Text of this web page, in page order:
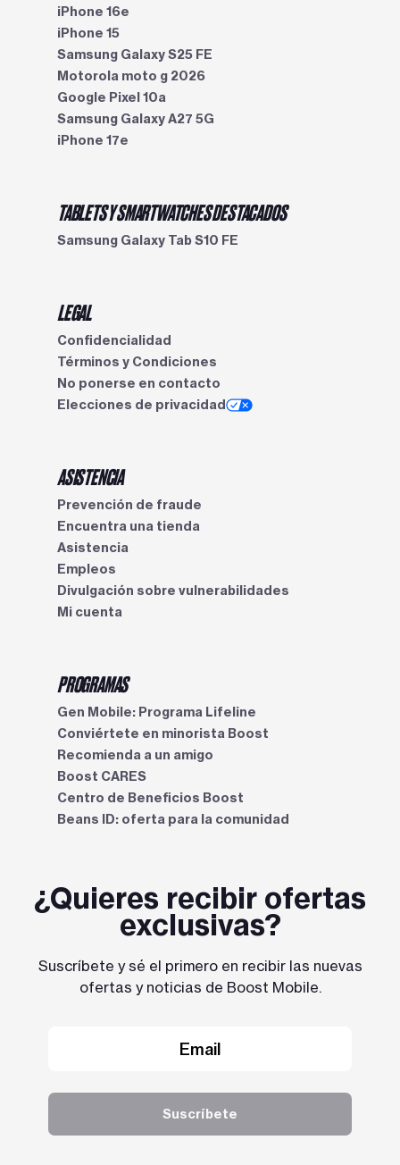
iPhone 16e
iPhone 15
Samsung Galaxy S25 FE
Motorola moto g 2026
Google Pixel 10a
Samsung Galaxy A27 5G
iPhone 17e
TABLETS Y SMARTWATCHES DESTACADOS
Samsung Galaxy Tab S10 FE
LEGAL
Confidencialidad
Términos y Condiciones
No ponerse en contacto
Elecciones de privacidad
ASISTENCIA
Prevención de fraude
Encuentra una tienda
Asistencia
Empleos
Divulgación sobre vulnerabilidades
Mi cuenta
PROGRAMAS
Gen Mobile: Programa Lifeline
Conviértete en minorista Boost
Recomienda a un amigo
Boost CARES
Centro de Beneficios Boost​​​​​​​
Beans ID: oferta para la comunidad
¿Quieres recibir ofertas
exclusivas?
Suscríbete y sé el primero en recibir las nuevas
ofertas y noticias de Boost Mobile.
Suscríbete